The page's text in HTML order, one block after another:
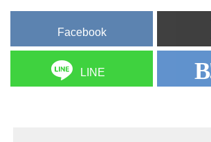
Facebook
LINE